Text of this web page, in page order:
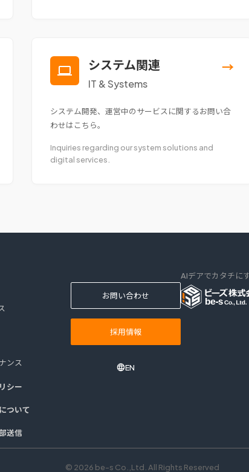
システム関連
IT & Systems
→
システム開発、運営中のサービスに関するお問い合
わせはこちら。
Inquiries regarding our system solutions and
digital services.
ンス
シー
ついて
送信
お問い合わせ
採用情報
EN
AIデアでカタチに
© 2026 be-s Co.,Ltd. All Rights Reserved